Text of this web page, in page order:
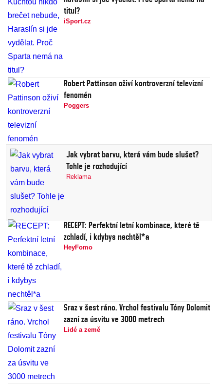
titul?
iSport.cz
Robert Pattinson oživí kontroverzní televizní
fenomén
Poggers
Jak vybrat barvu, která vám bude slušet?
Tohle je rozhodující
Reklama
RECEPT: Perfektní letní kombinace, které tě
zchladí, i kdybys nechtěl*a
HeyFomo
Sraz v šest ráno. Vrchol festivalu Tóny Dolomit
zazní za úsvitu ve 3000 metrech
Lidé a země